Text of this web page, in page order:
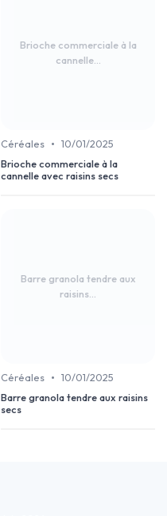
Brioche commerciale à la
cannelle...
Céréales • 10/01/2025
Brioche commerciale à la
cannelle avec raisins secs
Barre granola tendre aux
raisins...
Céréales • 10/01/2025
Barre granola tendre aux raisins
secs